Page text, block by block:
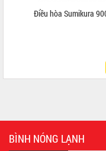
Điều hòa Sumikura
BÌNH NÓNG LẠNH